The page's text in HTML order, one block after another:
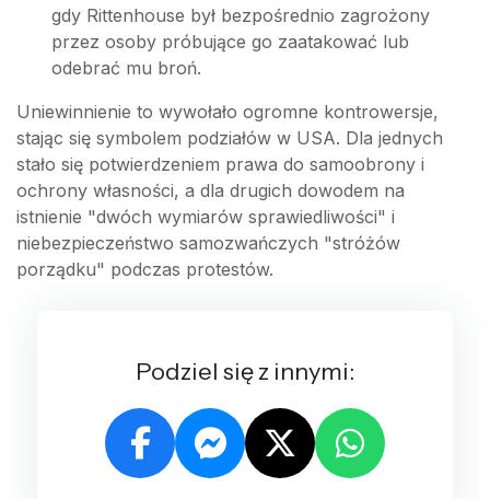
gdy Rittenhouse był bezpośrednio zagrożony
przez osoby próbujące go zaatakować lub
odebrać mu broń.
Uniewinnienie to wywołało ogromne kontrowersje,
stając się symbolem podziałów w USA. Dla jednych
stało się potwierdzeniem prawa do samoobrony i
ochrony własności, a dla drugich dowodem na
istnienie "dwóch wymiarów sprawiedliwości" i
niebezpieczeństwo samozwańczych "stróżów
porządku" podczas protestów.
Podziel się z innymi: